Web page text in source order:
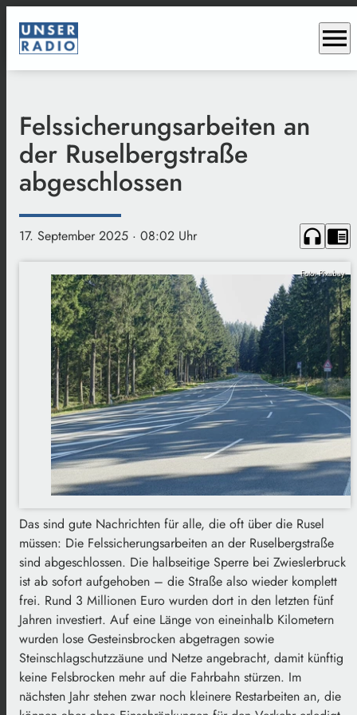
menu
Felssicherungsarbeiten an
der Ruselbergstraße
abgeschlossen
17. September 2025 · 08:02 Uhr headphones chrome_reader_mode
Foto: Pixabay
Das sind gute Nachrichten für alle, die oft über die Rusel
müssen: Die Felssicherungsarbeiten an der Ruselbergstraße
sind abgeschlossen. Die halbseitige Sperre bei Zwieslerbruck
ist ab sofort aufgehoben – die Straße also wieder komplett
frei. Rund 3 Millionen Euro wurden dort in den letzten fünf
Jahren investiert. Auf eine Länge von eineinhalb Kilometern
wurden lose Gesteinsbrocken abgetragen sowie
Steinschlagschutzzäune und Netze angebracht, damit künftig
keine Felsbrocken mehr auf die Fahrbahn stürzen. Im
nächsten Jahr stehen zwar noch kleinere Restarbeiten an, die